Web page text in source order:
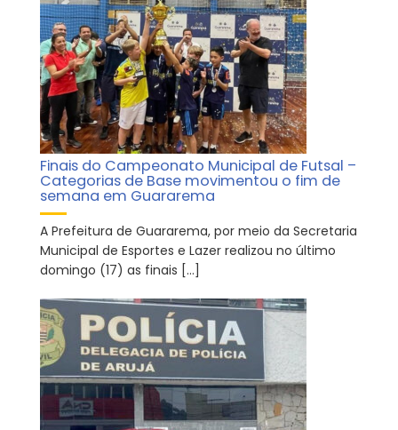
Finais do Campeonato Municipal de Futsal –
Categorias de Base movimentou o fim de
semana em Guararema
A Prefeitura de Guararema, por meio da Secretaria
Municipal de Esportes e Lazer realizou no último
domingo (17) as finais […]